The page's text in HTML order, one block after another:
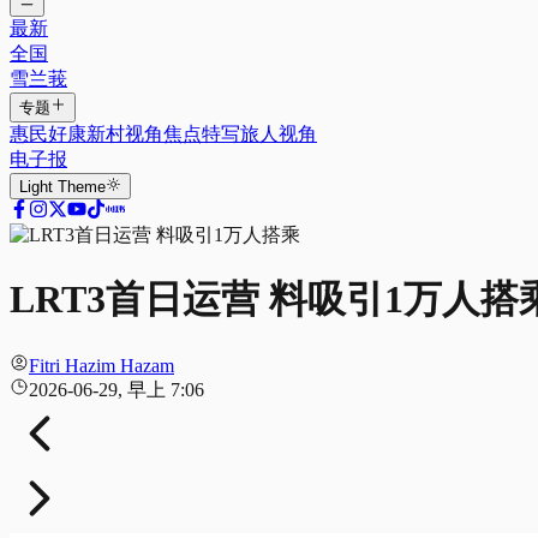
最新
全国
雪兰莪
专题
惠民好康新村视角焦点特写旅人视角
电子报
Light Theme
LRT3首日运营 料吸引1万人搭
Fitri Hazim Hazam
2026-06-29, 早上 7:06